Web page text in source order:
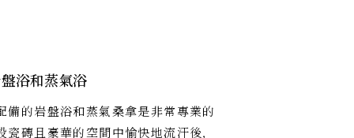
浴和蒸氣浴
備的岩盤浴和蒸氣桑拿是非常專業的
瓷磚且豪華的空間中愉快地流汗後，